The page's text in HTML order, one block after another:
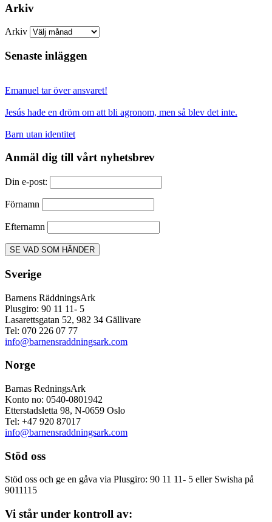
Arkiv
Arkiv
Senaste inläggen
Emanuel tar över ansvaret!
Jesús hade en dröm om att bli agronom, men så blev det inte.
Barn utan identitet
Anmäl dig till vårt nyhetsbrev
Din e-post:
Förnamn
Efternamn
Sverige
Barnens RäddningsArk
Plusgiro: 90 11 11- 5
Lasarettsgatan 52, 982 34 Gällivare
Tel: 070 226 07 77
info@barnensraddningsark.com
Norge
Barnas RedningsArk
Konto no: 0540-0801942
Etterstadsletta 98, N-0659 Oslo
Tel: +47 920 87017
info@barnensraddningsark.com
Stöd oss
Stöd oss och ge en gåva via Plusgiro: 90 11 11- 5 eller Swisha på
9011115
Vi står under kontroll av: